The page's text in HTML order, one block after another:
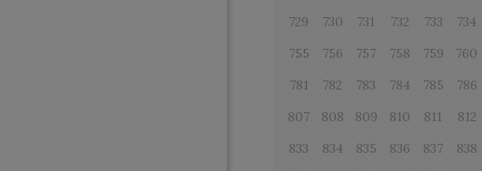
729
730 731 732 733 734
755
756 757 758 759 760
781
782 783 784 785 786
807
808 809 810 811 812
833
834 835 836 837 838